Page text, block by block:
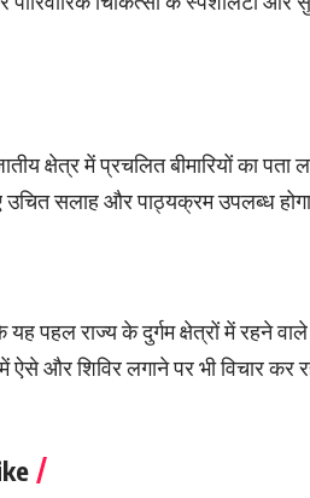
क्षेत्र में प्रचलित बीमारियों का
उचित सलाह और पाठ्यक्रम उपलब्ध
यह पहल राज्य के दुर्गम क्षेत्रों में रहने
ऐसे और शिविर लगाने पर भी विचार कर